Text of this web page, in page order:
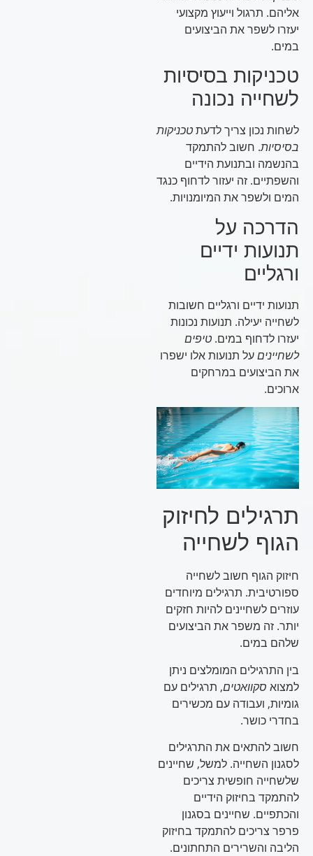
אליהם. תרגול וייעוץ מקצועי
יעזרו לשפר את הביצועים
במים.
טכניקות בסיסיות
לשחייה נכונה
לשחות נכון צריך לדעתטכניקות
בסיסיות. חשוב להתמקד
בהנשמה ובתנועת הידיים
והשפתיים. זה יעזור לדחוף כנגד
המים ולשפר את המיומנויות.
הדרכה על
תנועות ידיים
ורגליים
תנועות ידיים ורגליים חשובות
לשחייה יעילה. תנועות נכונות
יעזרו לדחוף במים.טיפים
לשחייניםעל תנועות אלו ישפרו
את הביצועים במרחקים
ארוכים.
תרגילים לחיזוק
הגוף לשחייה
חיזוק הגוף חשוב לשחייה
ספורטיבית. תרגילים מיוחדים
עוזרים לשחיינים להיות חזקים
יותר. זה משפר את הביצועים
שלהם במים.
בין התרגילים המומלצים ניתן
למצואסקוואטים, תרגילים עם
גומיות, ועבודה עם מכשירים
בחדרי כושר.
חשוב להתאים את התרגילים
לסגנון השחייה. למשל, שחיינים
שלשחייה חופשית צריכים
להתמקד בחיזוק הידיים
והכתפיים. שחיינים בסגנון
פרפר צריכים להתמקד בחיזוק
הליבה והשרירים התחתונים.